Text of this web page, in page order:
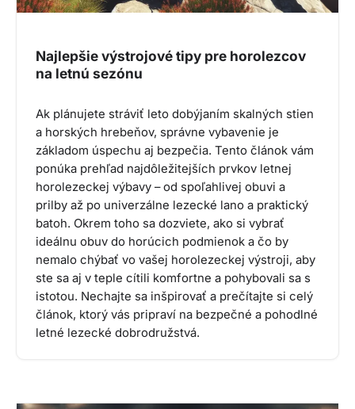
Najlepšie výstrojové tipy pre horolezcov
na letnú sezónu
Ak plánujete stráviť leto dobýjaním skalných stien
a horských hrebeňov, správne vybavenie je
základom úspechu aj bezpečia. Tento článok vám
ponúka prehľad najdôležitejších prvkov letnej
horolezeckej výbavy – od spoľahlivej obuvi a
prilby až po univerzálne lezecké lano a praktický
batoh. Okrem toho sa dozviete, ako si vybrať
ideálnu obuv do horúcich podmienok a čo by
nemalo chýbať vo vašej horolezeckej výstroji, aby
ste sa aj v teple cítili komfortne a pohybovali sa s
istotou. Nechajte sa inšpirovať a prečítajte si celý
článok, ktorý vás pripraví na bezpečné a pohodlné
letné lezecké dobrodružstvá.